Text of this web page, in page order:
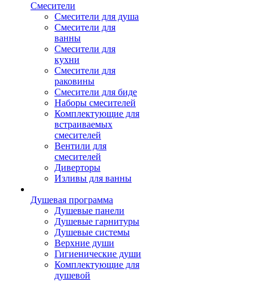
Смесители
Смесители для душа
Смесители для
ванны
Смесители для
кухни
Смесители для
раковины
Смесители для биде
Наборы смесителей
Комплектующие для
встраиваемых
смесителей
Вентили для
смесителей
Диверторы
Изливы для ванны
Душевая программа
Душевые панели
Душевые гарнитуры
Душевые системы
Верхние души
Гигиенические души
Комплектующие для
душевой